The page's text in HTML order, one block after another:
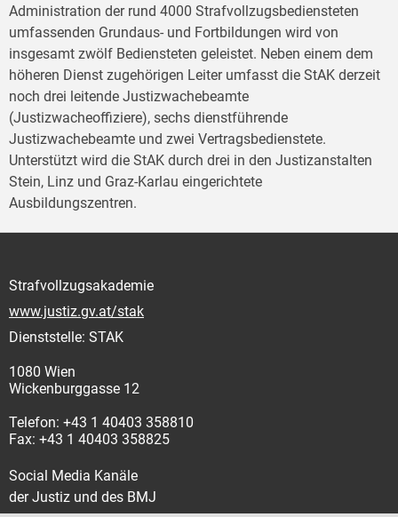
Administration der rund 4000 Strafvollzugsbediensteten
umfassenden Grundaus- und Fortbildungen wird von
insgesamt zwölf Bediensteten geleistet. Neben einem dem
höheren Dienst zugehörigen Leiter umfasst die StAK derzeit
noch drei leitende Justizwachebeamte
(Justizwacheoffiziere), sechs dienstführende
Justizwachebeamte und zwei Vertragsbedienstete.
Unterstützt wird die StAK durch drei in den Justizanstalten
Stein, Linz und Graz-Karlau eingerichtete
Ausbildungszentren.
Strafvollzugsakademie
www.justiz.gv.at/stak
Dienststelle: STAK
1080 Wien
Wickenburggasse 12
Telefon: +43 1 40403 358810
Fax: +43 1 40403 358825
Social Media Kanäle
der Justiz und des BMJ